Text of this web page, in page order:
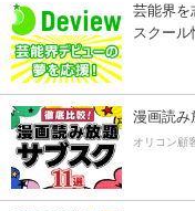
芸能界を
スクール
漫画読み
オリコン顧